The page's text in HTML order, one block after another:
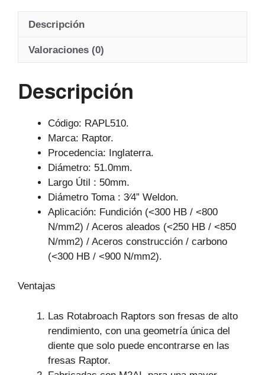
at
A
p
c
b
o
e
a
ail
Descripción
Valoraciones (0)
Descripción
Código: RAPL510.
Marca: Raptor.
Procedencia: Inglaterra.
Diámetro: 51.0mm.
Largo Útil : 50mm.
Diámetro Toma : 3⁄4” Weldon.
Aplicación: Fundición (<300 HB / <800
N/mm2) / Aceros aleados (<250 HB / <850
N/mm2) / Aceros construcción / carbono
(<300 HB / <900 N/mm2).
Ventajas
Las Rotabroach Raptors son fresas de alto
rendimiento, con una geometría única del
diente que solo puede encontrarse en las
fresas Raptor.